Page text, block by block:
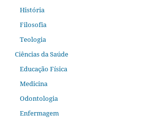
História
Filosofia
Teologia
Ciências da Saúde
Educação Física
Medicina
Odontologia
Enfermagem